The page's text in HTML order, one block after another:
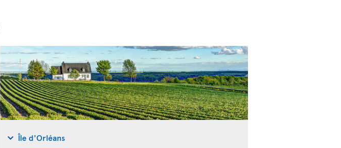
Île d'Orléans